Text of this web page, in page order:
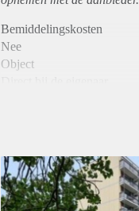
Bemiddelingskosten
Nee
Object
Huurtoeslag
Niet mogelijk
Inkomen eis